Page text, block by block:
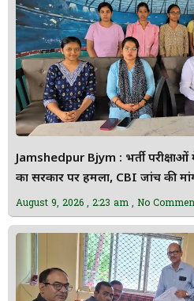
Jamshedpur Bjym : भर्ती
का सरकार पर हमला, CBI जांच की
August 9, 2026 2:23 am No